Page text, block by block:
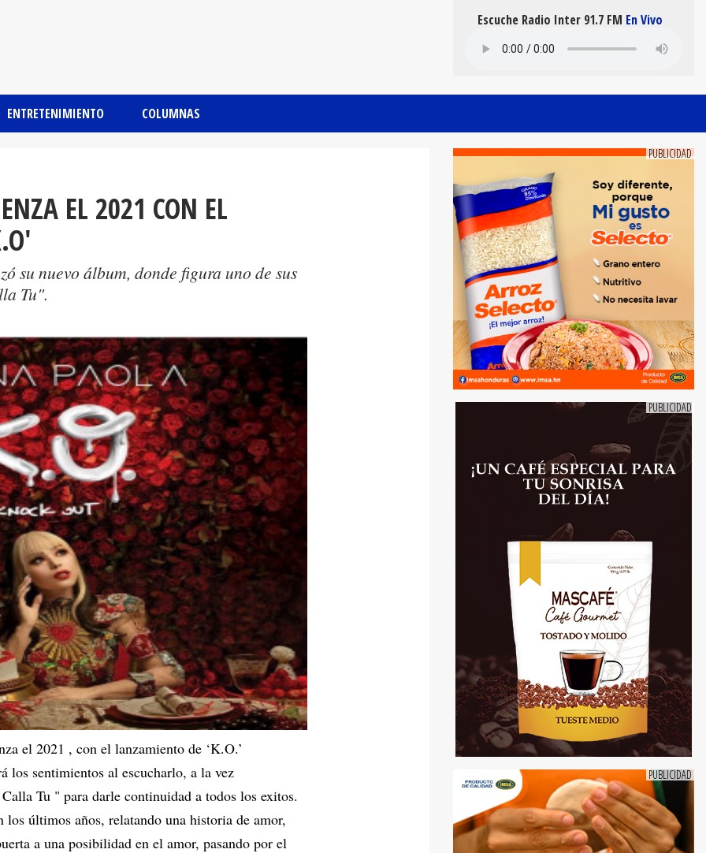
ENTRETENIMIENTO COLUMNAS
Escuche Radio Inter 91.7 FM En Vivo
EL 2021 CON EL
su nuevo álbum, donde figura uno de sus
Tu".
el 2021 , con el lanzamiento de ‘K.O.’
los sentimientos al escucharlo, a la vez
Tu " para darle continuidad a todos los exitos.
últimos años, relatando una historia de amor,
a una posibilidad en el amor, pasando por el